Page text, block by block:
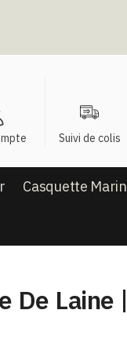
Suivi de colis
Casquette Marin
De Laine |